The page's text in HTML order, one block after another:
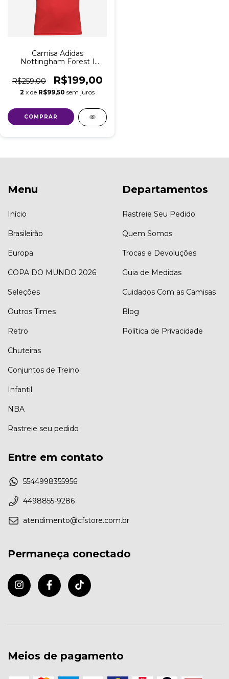
Camisa Adidas
Nottingham Forest I
Masculino
R$259,00 R$199,00
2 x de R$99,50 sem juros
COMPRAR
Menu
Início
Brasileirão
Europa
COPA DO MUNDO 2026
Seleções
Outros Times
Retro
Chuteiras
Conjuntos de Treino
Infantil
NBA
Rastreie seu pedido
Departamentos
Rastreie Seu Pedido
Quem Somos
Trocas e Devoluções
Guia de Medidas
Cuidados Com as Camisas
Blog
Política de Privacidade
Entre em contato
5544998355956
4498855-9286
atendimento@cfstore.com.br
Permaneça conectado
Meios de pagamento